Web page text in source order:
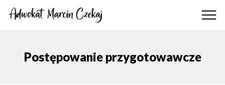
Postępowanie przygotowawcze